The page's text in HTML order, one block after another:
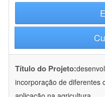
Título do Projeto:
incorporação de diferentes